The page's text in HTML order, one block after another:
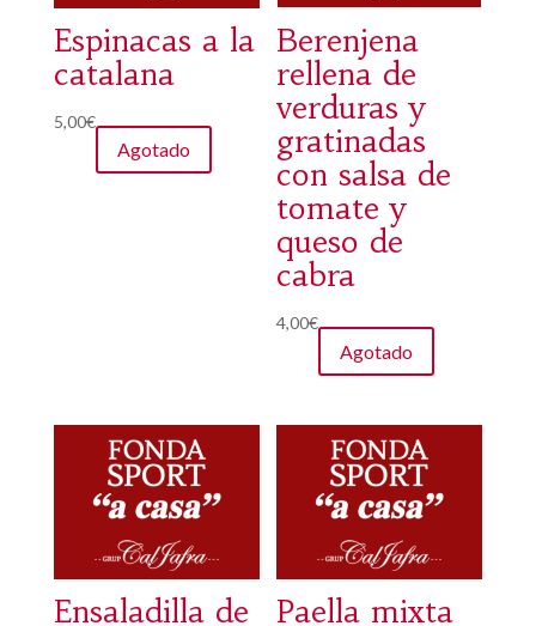
de
producto
Espinacas a la
catalana
5,00€
Agotado
Berenjena
rellena de
verduras y
gratinadas
con salsa de
tomate y
queso de
cabra
4,00€
Agotado
Ensaladilla de
Paella mixta